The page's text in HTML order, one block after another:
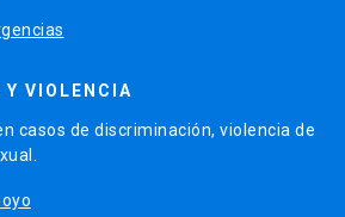
VIOLENCIA
casos de discriminación, violencia de